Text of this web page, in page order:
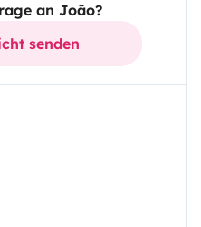
an João?
senden